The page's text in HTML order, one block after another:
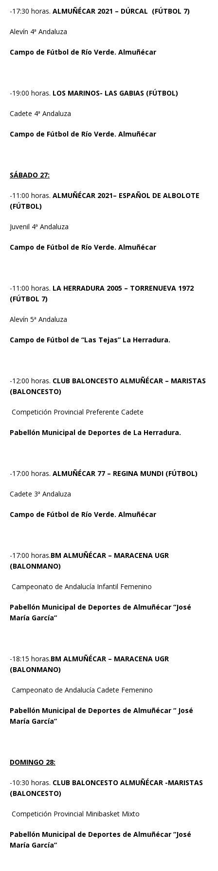
-17:30 horas. ALMUÑÉCAR 2021 – DÚRCAL (FÚTBOL 7)
Alevín 4ª Andaluza
Campo de Fútbol de Río Verde. Almuñécar
-19:00 horas. LOS MARINOS- LAS GABIAS (FÚTBOL)
Cadete 4ª Andaluza
Campo de Fútbol de Río Verde. Almuñécar
SÁBADO 27:
-11:00 horas. ALMUÑÉCAR 2021– ESPAÑOL DE ALBOLOTE
(FÚTBOL)
Juvenil 4ª Andaluza
Campo de Fútbol de Río Verde. Almuñécar
-11:00 horas. LA HERRADURA 2005 – TORRENUEVA 1972
(FÚTBOL 7)
Alevín 5ª Andaluza
Campo de Fútbol de “Las Tejas” La Herradura.
-12:00 horas. CLUB BALONCESTO ALMUÑÉCAR – MARISTAS
(BALONCESTO)
Competición Provincial Preferente Cadete
Pabellón Municipal de Deportes de La Herradura.
-17:00 horas. ALMUÑÉCAR 77 – REGINA MUNDI (FÚTBOL)
Cadete 3ª Andaluza
Campo de Fútbol de Río Verde. Almuñécar
-17:00 horas.BM ALMUÑÉCAR – MARACENA UGR
(BALONMANO)
Campeonato de Andalucía Infantil Femenino
Pabellón Municipal de Deportes de Almuñécar “José
María García”
-18:15 horas.BM ALMUÑÉCAR – MARACENA UGR
(BALONMANO)
Campeonato de Andalucía Cadete Femenino
Pabellón Municipal de Deportes de Almuñécar “ José
María García”
DOMINGO 28:
-10:30 horas. CLUB BALONCESTO ALMUÑÉCAR -MARISTAS
(BALONCESTO)
Competición Provincial Minibasket Mixto
Pabellón Municipal de Deportes de Almuñécar “José
María García”